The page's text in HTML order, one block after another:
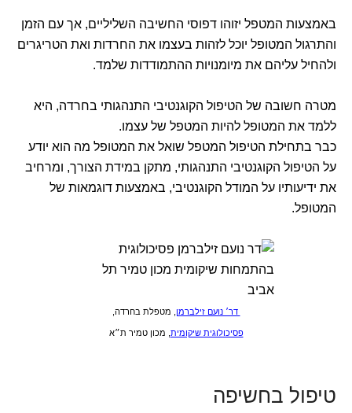
באמצעות המטפל יזוהו דפוסי החשיבה השליליים, אך עם הזמן
והתרגול המטופל יוכל לזהות בעצמו את החרדות ואת הטריגרים
ולהחיל עליהם את מיומנויות ההתמודדות שלמד.
מטרה חשובה של הטיפול הקוגנטיבי התנהגותי בחרדה, היא
ללמד את המטופל להיות המטפל של עצמו.
כבר בתחילת הטיפול המטפל שואל את המטופל מה הוא יודע
על הטיפול הקוגנטיבי התנהגותי, מתקן במידת הצורך, ומרחיב
את ידיעותיו על המודל הקוגנטיבי, באמצעות דוגמאות של
המטופל.
דר׳ נועם זילברמן, מטפלת בחרדה,
פסיכולוגית שיקומית, מכון טמיר ת״א
טיפול בחשיפה